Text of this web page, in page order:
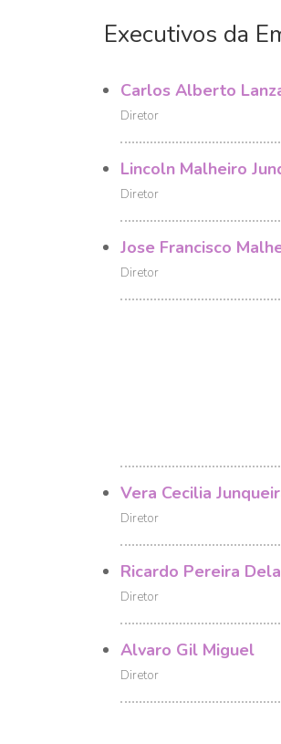
Executivos da
Carlos Alberto
Diretor
Lincoln Malheiro
Diretor
Jose Francisco
Diretor
Vera Cecilia
Diretor
Ricardo Pereira
Diretor
Alvaro Gil Miguel
Diretor